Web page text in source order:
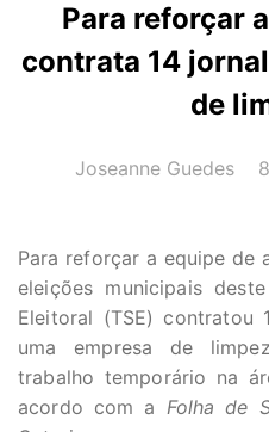
Para reforçar
contrata 14
de
AUTOR(A):
Joseanne Guedes
Para reforçar a equipe de
eleições municipais
Eleitoral (TSE) contratou
uma empresa de
trabalho temporário na
acordo com a Folha de